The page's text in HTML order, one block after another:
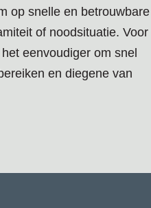
op snelle en betrouwbare
of noodsituatie. Voor
eenvoudiger om snel
en diegene van